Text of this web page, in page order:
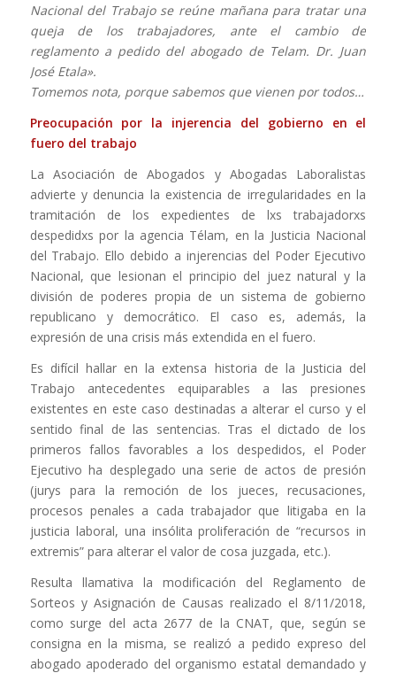
Nacional del Trabajo se reúne mañana para tratar una
queja de los trabajadores, ante el cambio de
reglamento a pedido del abogado de Telam. Dr. Juan
José Etala».
Tomemos nota, porque sabemos que vienen por todos…
Preocupación por la injerencia del gobierno en el
fuero del trabajo
La Asociación de Abogados y Abogadas Laboralistas
advierte y denuncia la existencia de irregularidades en la
tramitación de los expedientes de lxs trabajadorxs
despedidxs por la agencia Télam, en la Justicia Nacional
del Trabajo. Ello debido a injerencias del Poder Ejecutivo
Nacional, que lesionan el principio del juez natural y la
división de poderes propia de un sistema de gobierno
republicano y democrático. El caso es, además, la
expresión de una crisis más extendida en el fuero.
Es difícil hallar en la extensa historia de la Justicia del
Trabajo antecedentes equiparables a las presiones
existentes en este caso destinadas a alterar el curso y el
sentido final de las sentencias. Tras el dictado de los
primeros fallos favorables a los despedidos, el Poder
Ejecutivo ha desplegado una serie de actos de presión
(jurys para la remoción de los jueces, recusaciones,
procesos penales a cada trabajador que litigaba en la
justicia laboral, una insólita proliferación de “recursos in
extremis” para alterar el valor de cosa juzgada, etc.).
Resulta llamativa la modificación del Reglamento de
Sorteos y Asignación de Causas realizado el 8/11/2018,
como surge del acta 2677 de la CNAT, que, según se
consigna en la misma, se realizó a pedido expreso del
abogado apoderado del organismo estatal demandado y